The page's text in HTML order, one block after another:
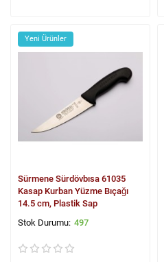
Yeni Ürünler
Sürmene Sürdövbısa 61035
Kasap Kurban Yüzme Bıçağı
14.5 cm, Plastik Sap
497